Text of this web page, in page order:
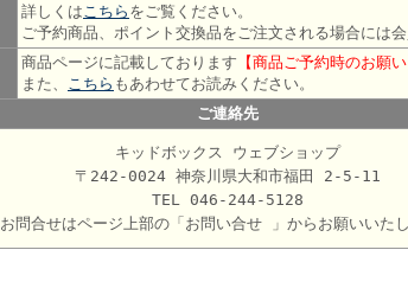
詳しくはこちら をご覧ください。
ご予約商品、ポイント交換品をご注文される場合には
商品ページに記載しております 【商品ご予約時のお願い
また、 こちら もあわせてお読みください。
ご連絡先
キッドボックス ウェブショップ
〒242-0024 神奈川県大和市福田 2-5-11
TEL 046-244-5128
お問合せはページ上部の「お問い合せ 」からお願いいたし